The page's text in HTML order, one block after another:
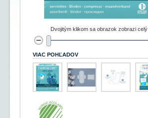
Dvojitým klikom sa obrazok zobrazi celý
VIAC POHĽADOV